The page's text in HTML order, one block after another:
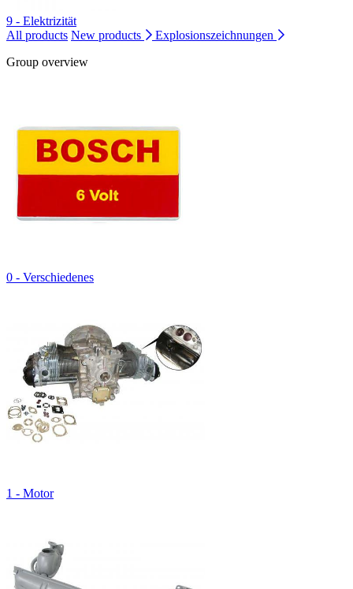
9 - Elektrizität
All products New products
Explosionszeichnungen
Group overview
0 - Verschiedenes
1 - Motor